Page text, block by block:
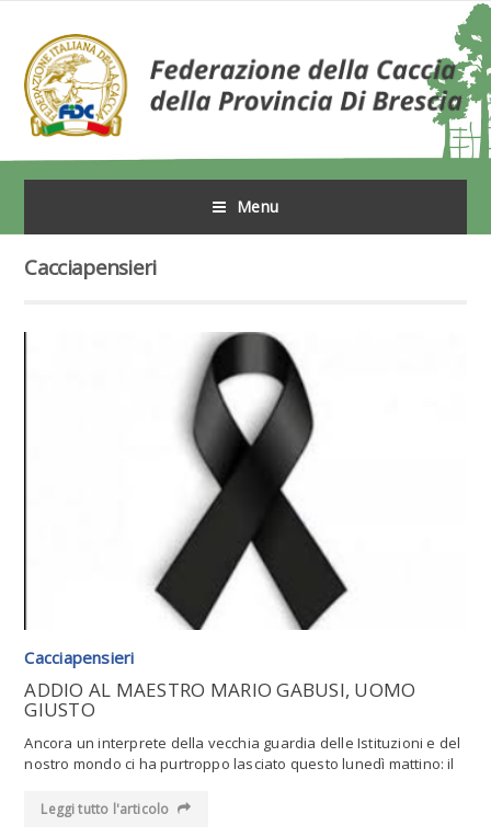
Menu
Cacciapensieri
Leggi tutto l'articolo
Cacciapensieri
ADDIO AL MAESTRO MARIO GABUSI, UOMO
GIUSTO
Ancora un interprete della vecchia guardia delle Istituzioni e del
nostro mondo ci ha purtroppo lasciato questo lunedì mattino: il
Leggi tutto l'articolo